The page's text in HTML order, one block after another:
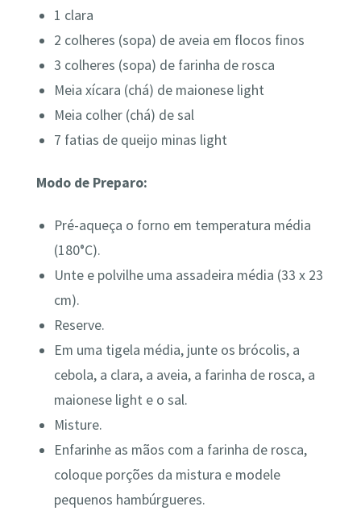
1 clara
2 colheres (sopa) de aveia em flocos finos
3 colheres (sopa) de farinha de rosca
Meia xícara (chá) de maionese light
Meia colher (chá) de sal
7 fatias de queijo minas light
Modo de Preparo:
Pré-aqueça o forno em temperatura média
(180°C).
Unte e polvilhe uma assadeira média (33 x 23
cm).
Reserve.
Em uma tigela média, junte os brócolis, a
cebola, a clara, a aveia, a farinha de rosca, a
maionese light e o sal.
Misture.
Enfarinhe as mãos com a farinha de rosca,
coloque porções da mistura e modele
pequenos hambúrgueres.